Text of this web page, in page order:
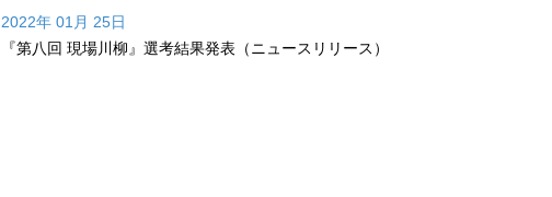
2022年 01月 25日
『第八回 現場川柳』選考結果発表（ニュースリリース）